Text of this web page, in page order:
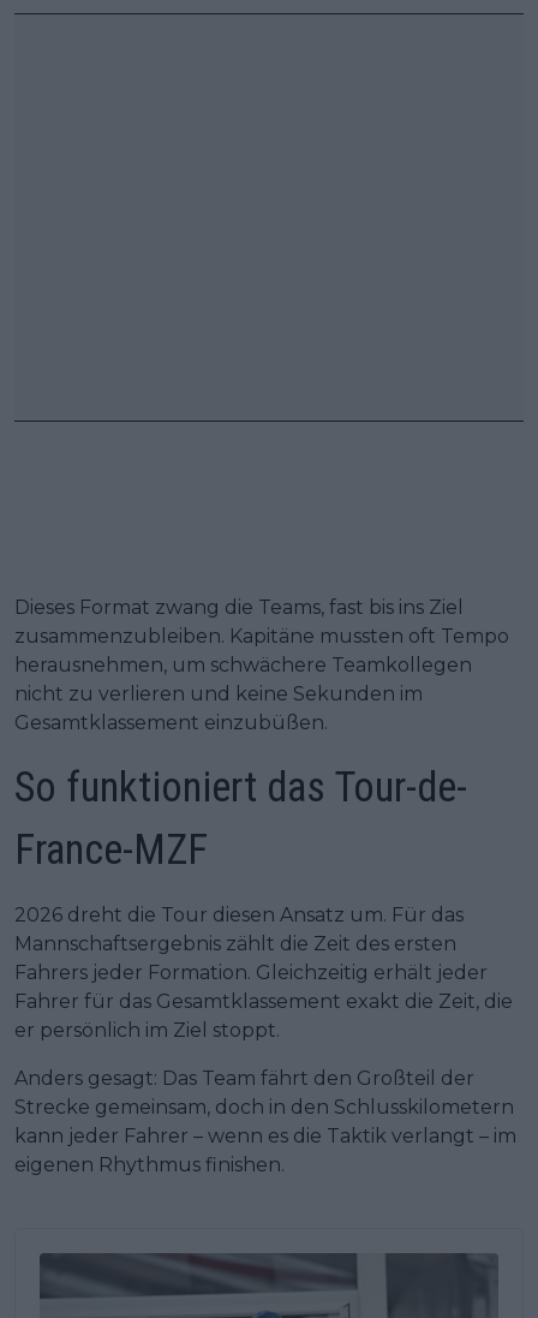
Dieses Format zwang die Teams, fast bis ins Ziel
zusammenzubleiben. Kapitäne mussten oft Tempo
herausnehmen, um schwächere Teamkollegen
nicht zu verlieren und keine Sekunden im
Gesamtklassement einzubüßen.
So funktioniert das Tour-de-
France-MZF
2026 dreht die Tour diesen Ansatz um. Für das
Mannschaftsergebnis zählt die Zeit des ersten
Fahrers jeder Formation. Gleichzeitig erhält jeder
Fahrer für das Gesamtklassement exakt die Zeit, die
er persönlich im Ziel stoppt.
Anders gesagt: Das Team fährt den Großteil der
Strecke gemeinsam, doch in den Schlusskilometern
kann jeder Fahrer – wenn es die Taktik verlangt – im
eigenen Rhythmus finishen.